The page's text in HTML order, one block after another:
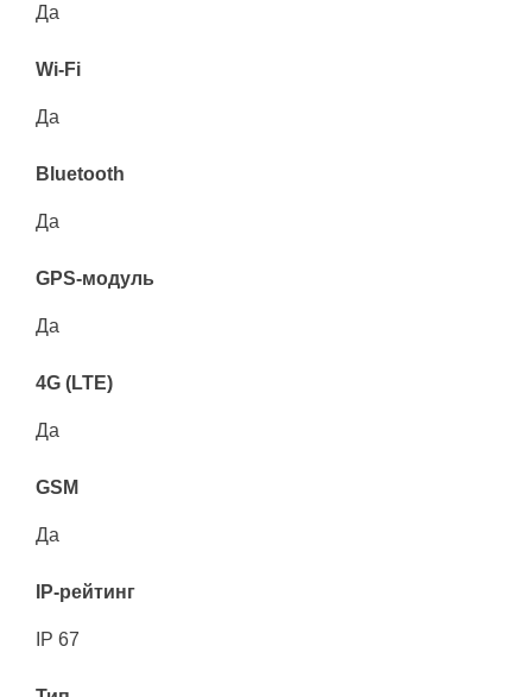
Да
Wi-Fi
Да
Bluetooth
Да
GPS-модуль
Да
4G (LTE)
Да
GSM
Да
IP-рейтинг
IP 67